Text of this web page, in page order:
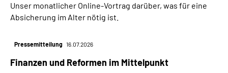
Unser monatlicher Online-Vortrag darüber, was für eine
Absicherung im Alter nötig ist.
Pressemitteilung 16.07.2026
Finanzen und Reformen im Mittelpunkt